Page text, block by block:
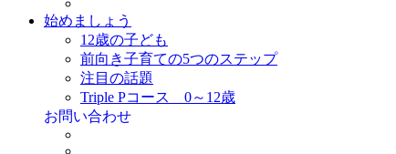
始めましょう
12歳の子ども
前向き子育ての5つのステップ
注目の話題
Triple Pコース 0～12歳
お問い合わせ